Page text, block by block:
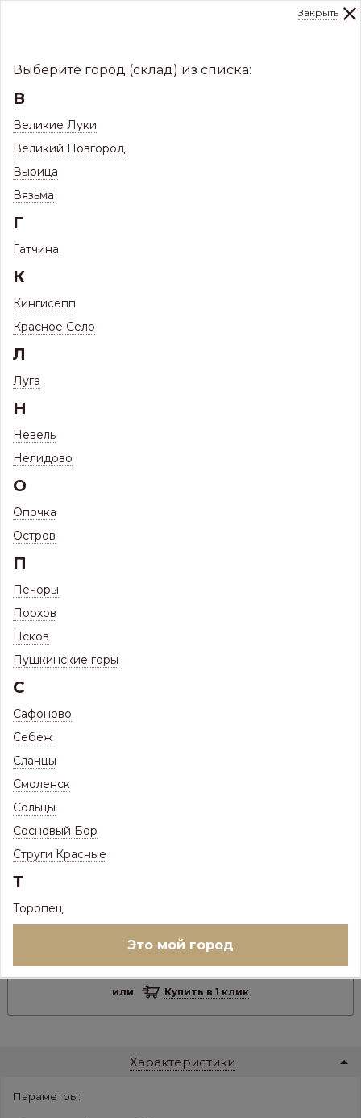
291-000
Профнастил и комплектующие
Профиль НС-35 ЦН 0,65мм (стеновой,
кровельный, забор)
Цена с максимальной скидкой, Псков:
В корзину
или Купить в 1 клик
Характеристики
Параметры:
Закрыть
Выберите город (склад) из списка:
В
Великие Луки
Великий Новгород
Вырица
Вязьма
Г
Гатчина
К
Кингисепп
Красное Село
Л
Луга
Н
Невель
Нелидово
О
Опочка
Остров
П
Печоры
Порхов
Псков
Пушкинские горы
С
Сафоново
Себеж
Сланцы
Смоленск
Сольцы
Сосновый Бор
Струги Красные
Т
Торопец
Это мой город